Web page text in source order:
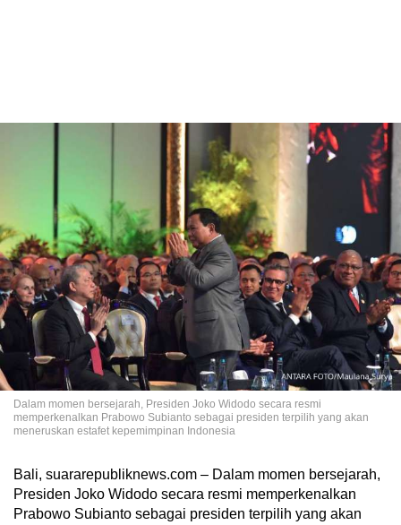
Dalam momen bersejarah, Presiden Joko Widodo secara resmi
memperkenalkan Prabowo Subianto sebagai presiden terpilih yang akan
meneruskan estafet kepemimpinan Indonesia
Bali, suararepubliknews.com – Dalam momen bersejarah,
Presiden Joko Widodo secara resmi memperkenalkan
Prabowo Subianto sebagai presiden terpilih yang akan